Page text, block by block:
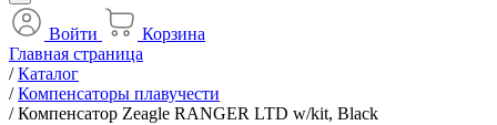
Войти
Корзина
Главная страница
/Каталог
/Компенсаторы плавучести
/Компенсатор Zeagle RANGER LTD w/kit, Black